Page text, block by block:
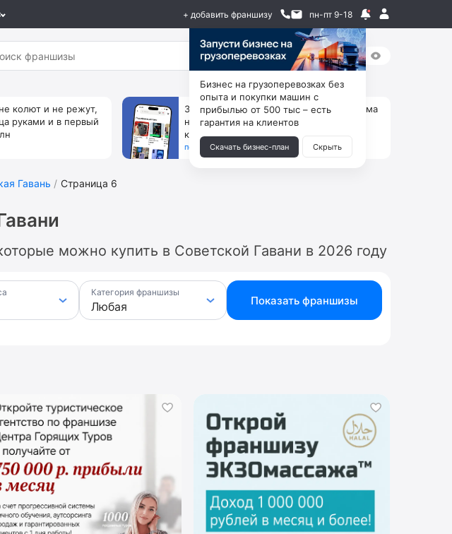
+ добавить франшизу пн-пт 9-18
колют и не режут,
руками и в первый
За 90 тыс. открой магазин на Авито, дома
ни коробок, ни товара, ни склада, зато
каждый месяц +125 тыс. чистыми
получить бизнес-план ↓
Гавань Страница 6
можно купить в Советской Гавани в 2026 году
Категория франшизы
Показать франшизы
Бизнес на грузоперевозках без
опыта и покупки машин с
прибылью от 500 тыс – есть
гарантия на клиентов
Скачать бизнес-план Скрыть